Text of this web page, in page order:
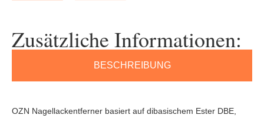
Zusätzliche Informationen:
BESCHREIBUNG
OZN Nagellackentferner basiert auf dibasischem Ester DBE,